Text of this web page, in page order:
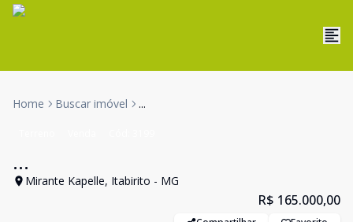
Home Buscar imóvel ...
...
Mirante Kapelle, Itabirito - MG
R$ 165.000,00